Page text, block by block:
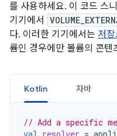
를 사용하세요. 이 코드 스
기기에서
다. 이러한 기기에서는 저
륨인 경우에만 볼륨의 콘텐
Kotlin 자바
// Add a specific